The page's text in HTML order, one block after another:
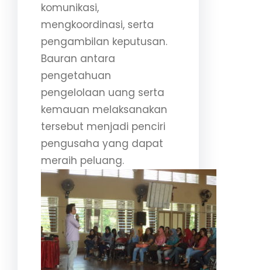
komunikasi,
mengkoordinasi, serta
pengambilan keputusan.
Bauran antara
pengetahuan
pengelolaan uang serta
kemauan melaksanakan
tersebut menjadi penciri
pengusaha yang dapat
meraih peluang.